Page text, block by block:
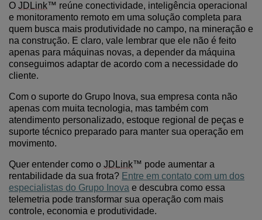
O JDLink™ reúne conectividade, inteligência operacional
e monitoramento remoto em uma solução completa para
quem busca mais produtividade no campo, na mineração e
na construção. E claro, vale lembrar que ele não é feito
apenas para máquinas novas, a depender da máquina
conseguimos adaptar de acordo com a necessidade do
cliente.
Com o suporte do Grupo Inova, sua empresa conta não
apenas com muita tecnologia, mas também com
atendimento personalizado, estoque regional de peças e
suporte técnico preparado para manter sua operação em
movimento.
Quer entender como o JDLink™ pode aumentar a
rentabilidade da sua frota? Entre em contato com um dos
especialistas do Grupo Inova e descubra como essa
telemetria pode transformar sua operação com mais
controle, economia e produtividade.